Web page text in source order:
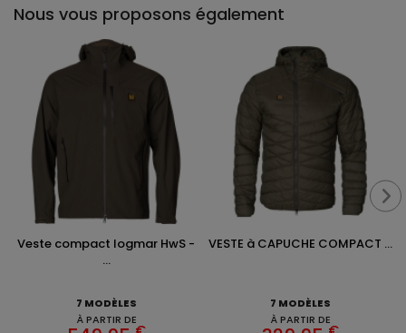
Nous vous proposons également
Veste compact logmar HwS -
...
7 MODÈLES
À PARTIR DE
VESTE à CAPUCHE COMPACT ...
7 MODÈLES
À PARTIR DE